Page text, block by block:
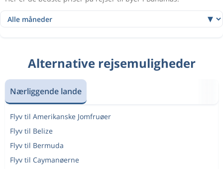
Alternative rejsemuligheder
Nærliggende lande
Flyv til Amerikanske Jomfruøer
Flyv til Belize
Flyv til Bermuda
Flyv til Caymanøerne